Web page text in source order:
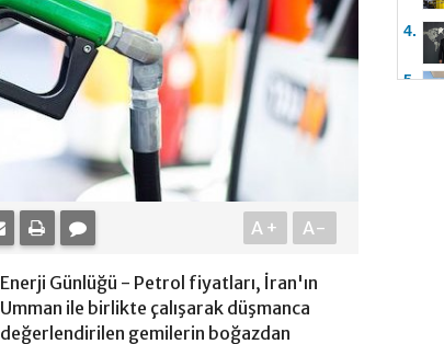
A+ A-
Enerji Günlüğü - Petrol fiyatları, İran'ın
Umman ile birlikte çalışarak düşmanca
değerlendirilen gemilerin boğazdan
4.
5.